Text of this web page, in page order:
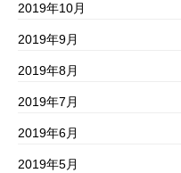
2019年10月
2019年9月
2019年8月
2019年7月
2019年6月
2019年5月